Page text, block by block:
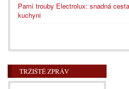
Parní trouby Electrolux: snadná
kuchyni
TRŽIŠTĚ ZPRÁV